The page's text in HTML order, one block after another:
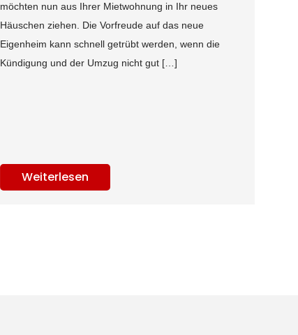
möchten nun aus Ihrer Mietwohnung in Ihr neues
Häuschen ziehen. Die Vorfreude auf das neue
Eigenheim kann schnell getrübt werden, wenn die
Kündigung und der Umzug nicht gut […]
Weiterlesen